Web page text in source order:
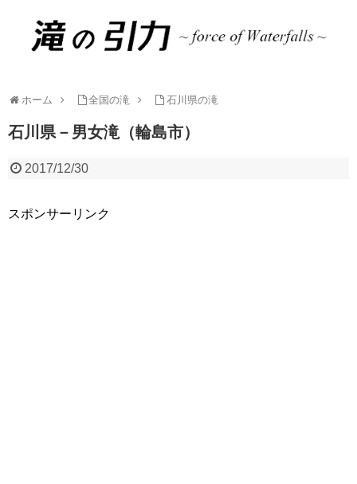
ホーム 全国の滝 石川県の滝
石川県－男女滝（輪島市）
2017/12/30
スポンサーリンク